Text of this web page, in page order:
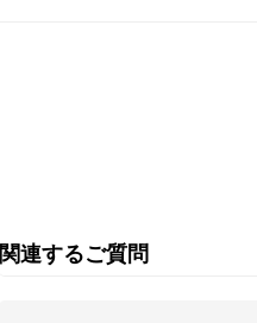
関連するご質問